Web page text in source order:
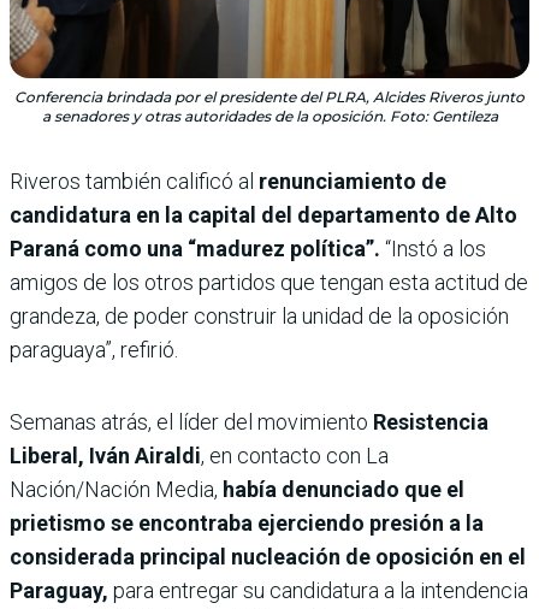
Conferencia brindada por el presidente del PLRA, Alcides Riveros junto
a senadores y otras autoridades de la oposición. Foto: Gentileza
Riveros también calificó al renunciamiento de
candidatura en la capital del departamento de Alto
Paraná como una “madurez política”. “Instó a los
amigos de los otros partidos que tengan esta actitud de
grandeza, de poder construir la unidad de la oposición
paraguaya”, refirió.
Semanas atrás, el líder del movimiento Resistencia
Liberal, Iván Airaldi, en contacto con La
Nación/Nación Media, había denunciado que el
prietismo se encontraba ejerciendo presión a la
considerada principal nucleación de oposición en el
Paraguay, para entregar su candidatura a la intendencia